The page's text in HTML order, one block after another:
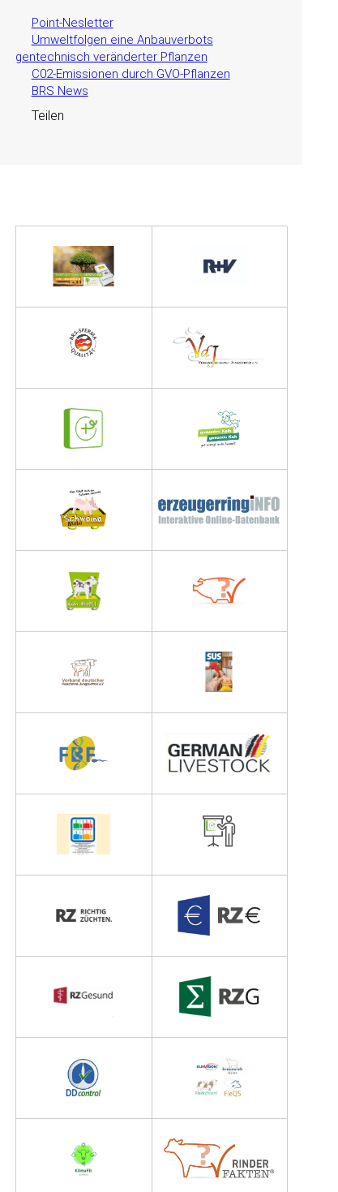
Point-Nesletter
Umweltfolgen eine Anbauverbots
gentechnisch veränderter Pflanzen
C02-Emissionen durch GVO-Pflanzen
BRS News
Teilen